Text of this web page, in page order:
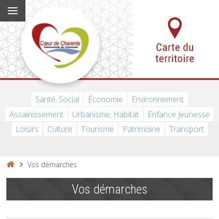
Santé, Social Économie
Environnement
Assainissement
Urbanisme, Habitat
Enfance Jeunesse
Loisirs
Culture Tourisme Patrimoine Transport
Vos démarches
Vos démarches